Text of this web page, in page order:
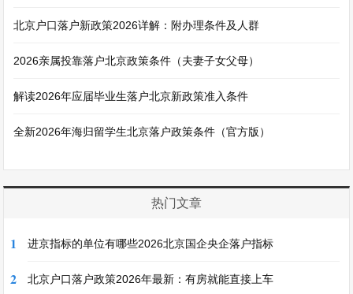
北京户口落户新政策2026详解：附办理条件及人群
2026亲属投靠落户北京政策条件（夫妻子女父母）
解读2026年应届毕业生落户北京新政策准入条件
全新2026年海归留学生北京落户政策条件（官方版）
热门文章
1 进京指标的单位有哪些2026北京国企央企落户指标
2 北京户口落户政策2026年最新：有房就能直接上车